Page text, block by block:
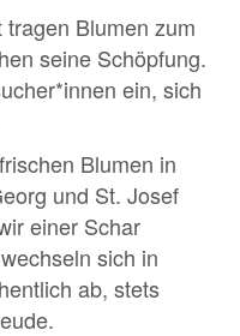
Blumen zum
seine Schöpfung.
ein, sich
Blumen in
und St. Josef
einer Schar
sich in
ab, stets